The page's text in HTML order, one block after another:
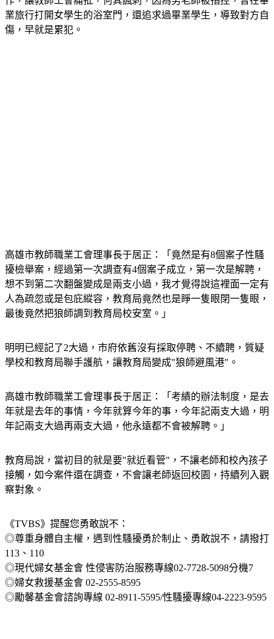
作，讓教師工會痛批，何其諷刺，因為男老師被指控，曾在畢
業旅行打開女學生的浴室門，還追求過畢業學生，導致對方自
高雄市教師職業工會理事長于居正：「竟然是有8個案子性騷
擾檢舉案，經過第一次調查有4個案子成立，第一次是解聘，
想不到第二次翻盤變成是兩支小過，我才覺得說這裡面一定有
人為疏忽或是包庇縱容，教育局竟然也是睜一隻眼閉一隻眼，
明明已經記了2大過，市府依舊沒有採取停聘、不續聘，質疑
高雄市教師職業工會理事長于居正：「考績的辦法制度，是去
年就是去年的事情，今年就算今年的事，今年記兩支大過，明
教育局說，當初目的就是要"就近看管"，不讓老師和校內孩子
接觸，如今案件還在調查，不會讓老師返回校園，持續列入觀
《TVBS》提醒您勇敢說不：
◎尊重身體自主權，遇到性騷擾勇於制止、勇敢說不，請撥打
113、110
◎現代婦女基金會 性侵害防治服務專線02-7728-5098分機7
◎婦女救援基金會 02-2555-8595